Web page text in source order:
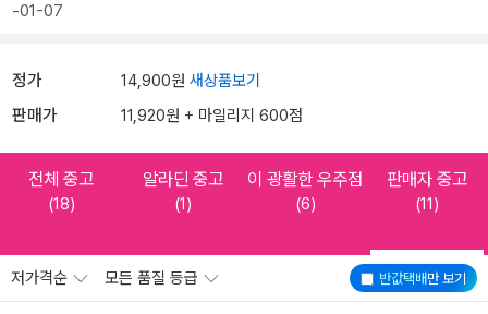
-01-07
정가 14,900원 새상품보기
판매가 11,920원 + 마일리지 600점
전체 중고
(18)
알라딘 중고
(1)
이 광활한 우주점
(6)
판매자 중고
(11)
반값택배만 보기
저가격순 모든 품질 등급